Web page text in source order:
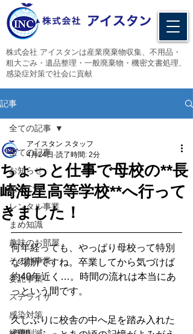
​株式会社 アイスタンは産業廃棄物収集、不用品・
粗大ごみ・遺品整理・一般廃棄物・機密文書処理、
感染症対策で社会に貢献
記事
全ての記事
お知らせ
粗大ごみ
レンタル事業
まめ知識
趣味のお部屋
その他事業
委託事業
ステライザ
感染対策
全ての記事
ちょっと仕事で母校の**長
崎海星高等学校**へ行って
きました！
アイスタン スタッフ
4月24日 読了時間: 2分
何年経っても、やっぱり母校って特別
な場所ですね。卒業してから気づけば
約40年近く…。時間の流れは本当にあ
っという間です。
久しぶりに校舎の中へ足を踏み入れた